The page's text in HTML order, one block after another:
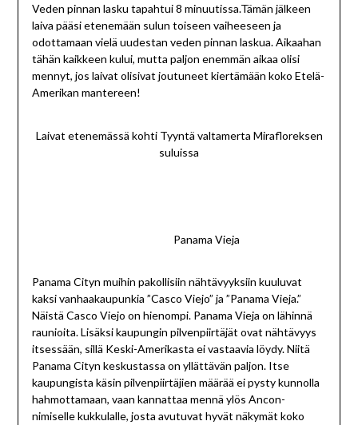
Veden pinnan lasku tapahtui 8 minuutissa.Tämän jälkeen
laiva pääsi etenemään sulun toiseen vaiheeseen ja
odottamaan vielä uudestan veden pinnan laskua. Aikaahan
tähän kaikkeen kului, mutta paljon enemmän aikaa olisi
mennyt, jos laivat olisivat joutuneet kiertämään koko Etelä-
Amerikan mantereen!
Laivat etenemässä kohti Tyyntä valtamerta Mirafloreksen
suluissa
Panama Vieja
Panama Cityn muihin pakollisiin nähtävyyksiin kuuluvat
kaksi vanhaakaupunkia ”Casco Viejo” ja ”Panama Vieja.”
Näistä Casco Viejo on hienompi. Panama Vieja on lähinnä
raunioita. Lisäksi kaupungin pilvenpiirtäjät ovat nähtävyys
itsessään, sillä Keski-Amerikasta ei vastaavia löydy. Niitä
Panama Cityn keskustassa on yllättävän paljon. Itse
kaupungista käsin pilvenpiirtäjien määrää ei pysty kunnolla
hahmottamaan, vaan kannattaa mennä ylös Ancon-
nimiselle kukkulalle, josta avutuvat hyvät näkymät koko